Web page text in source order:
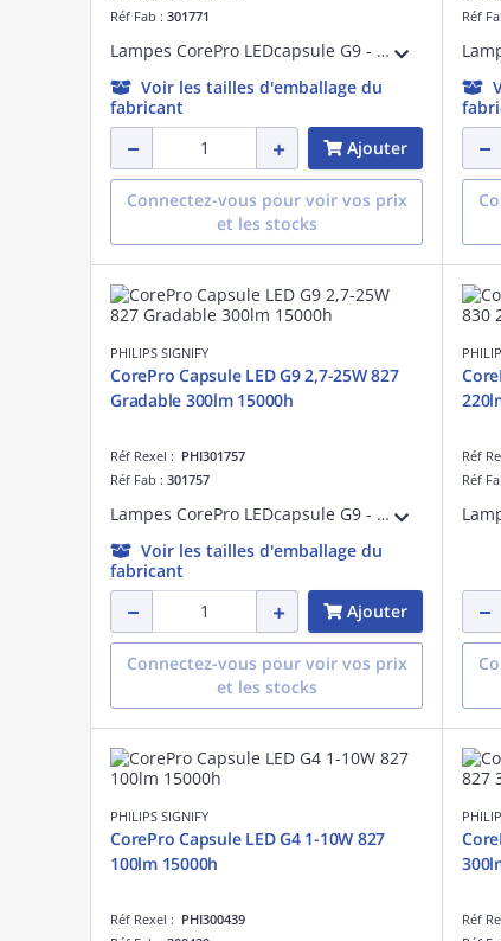
Réf Fab : 301771
Lampes CorePro LEDcapsule G9 - LED-lamp/Multi-LED - Consommation électrique: 4 W - Classe d'efficacité énergétique: E
Voir les tailles d'emballage du
fabricant
Ajouter
Connectez-vous pour voir vos prix
et les stocks
Réf
PHILIPS SIGNIFY
CorePro Capsule LED G9 2,7-25W 827
Gradable 300lm 15000h
Réf Rexel : PHI301757
Réf Fab : 301757
Lampes CorePro LEDcapsule G9 - LED-lamp/Multi-LED - Consommation électrique: 2.7 W - Classe d'efficacité énergétique: E
Voir les tailles d'emballage du
fabricant
Ajouter
Connectez-vous pour voir vos prix
et les stocks
Réf
Réf
PHILIPS SIGNIFY
CorePro Capsule LED G4 1-10W 827
100lm 15000h
Réf Rexel : PHI300439
Réf